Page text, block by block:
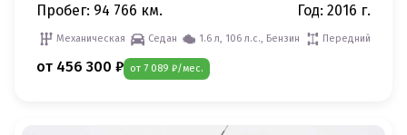
Пробег: 94 766 км. Год: 2016 г.
Механическая Седан 1.6 л, 106 л.с., Бензин Передний
от 456 300 ₽ от 7 089 ₽/мес.